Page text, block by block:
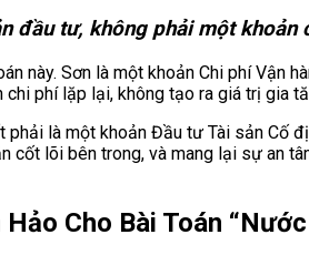
đầu tư, không phải một khoản
này. Sơn là một khoản Chi phí Vận
phí lặp lại, không tạo ra giá trị gia
là một khoản Đầu tư Tài sản Cố
cốt lõi bên trong, và mang lại sự an
Cho Bài Toán